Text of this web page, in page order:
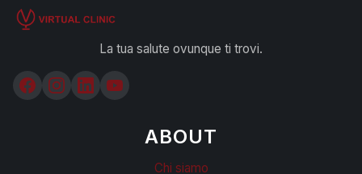
La tua salute ovunque ti trovi.
ABOUT
Chi siamo